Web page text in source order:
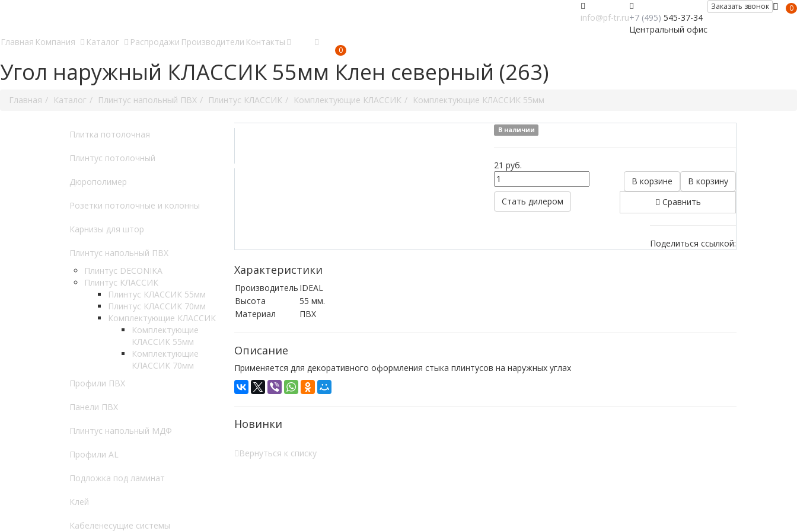
0
Заказать звонок
+7 (495) 545-37-34
Центральный офис
info@pf-tr.ru
Главная Компания Каталог Распродажи Производители Контакты
0
Угол наружный КЛАССИК 55мм Клен северный (263)
Главная Каталог Плинтус напольный ПВХ Плинтус КЛАССИК Комплектующие КЛАССИК Комплектующие КЛАССИК 55мм
Плитка потолочная
Плинтус потолочный
Дюрополимер
Розетки потолочные и колонны
Карнизы для штор
Плинтус напольный ПВХ
Плинтус DECONIKA
Плинтус КЛАССИК
Плинтус КЛАССИК 55мм
Плинтус КЛАССИК 70мм
Комплектующие КЛАССИК
Комплектующие
КЛАССИК 55мм
Комплектующие
КЛАССИК 70мм
Профили ПВХ
Панели ПВХ
Плинтус напольный МДФ
Профили AL
Подложка под ламинат
Клей
Кабеленесущие системы
В наличии
21руб.
В корзину
В корзине
Стать дилером
Сравнить
Поделиться ссылкой:
Характеристики
Производитель IDEAL
Высота
55 мм.
Материал
ПВХ
Описание
Применяется для декоративного оформления стыка плинтусов на наружных углах
Новинки
Вернуться к списку